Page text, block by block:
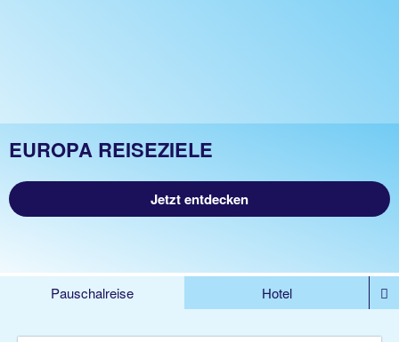
EUROPA REISEZIELE
Jetzt entdecken
Pauschalreise
Hotel